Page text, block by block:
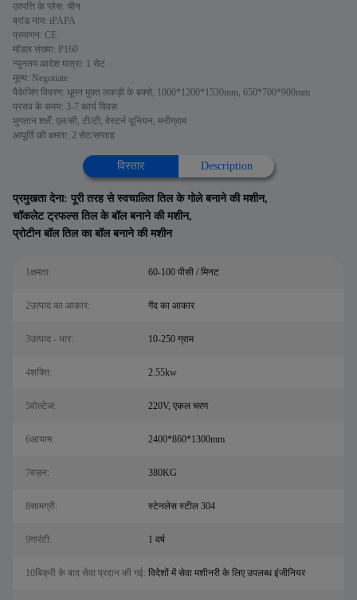
उत्पत्ति के प्लेस: चीन
ब्रांड नाम: iPAPA
प्रमाणन: CE
मॉडल संख्या: P160
न्यूनतम आदेश मात्रा: 1 सेट
मूल्य: Negotiate
पैकेजिंग विवरण: धूमन मुक्त लकड़ी के बक्से, 1000*1200*1530mm, 650*700*900mm
प्रसव के समय: 3-7 कार्य दिवस
भुगतान शर्तें: एल/सी, टी/टी, वेस्टर्न यूनियन, मनीग्राम
आपूर्ति की क्षमता: 2 सेट/सप्ताह
विस्तार Description
प्रमुखता देना: पूरी तरह से स्वचालित तिल के गोले बनाने की मशीन,
चॉकलेट ट्रफल्स तिल के बॉल बनाने की मशीन,
प्रोटीन बॉल तिल का बॉल बनाने की मशीन
1क्षमता: 60-100 पीसी / मिनट
2उत्पाद का आकार: गेंद का आकार
3उत्पाद - भार: 10-250 ग्राम
4शक्ति: 2.55kw
5वोल्टेज: 220V, एकल चरण
6आयाम: 2400*860*1300mm
7वज़न: 380KG
8सामग्री: स्टेनलेस स्टील 304
9गारंटी: 1 वर्ष
10बिक्री के बाद सेवा प्रदान की गई: विदेशों में सेवा मशीनरी के लिए उपलब्ध इंजीनियर